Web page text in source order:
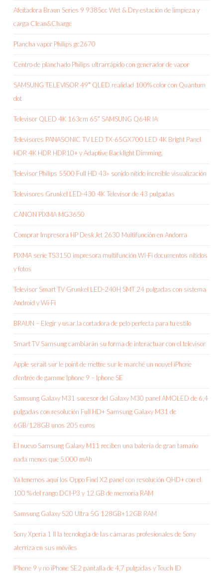
Afeitadora Braun Series 9 9385cc Wet & Dry estación de limpieza y
carga Clean&Charge
Plancha vapor Philips gc2670
Centro de planchado Philips ultrarrápido con generador de vapor
SAMSUNG TELEVISOR 49″ QLED realidad 100% color con Quantum
dot
Televisor QLED 4K 163cm 65″ SAMSUNG Q64R IA
Televisores PANASONIC TV LED TX-65GX700 LED 4K Bright Panel
HDR 4K HDR HDR10+ y Adaptive Backlight Dimming,
Televisor Philips 5500 Full HD 43» sonido nítido increíble visualización
Televisores Grunkel LED-430 4K Televisor de 43 pulgadas
CANON PIXMA MG3650
Comprar Impresora HP DeskJet 2630 Multifunción en Andorra
PIXMA serie TS3150 impresora multifunción Wi-Fi documentos nítidos
y fotos
Televisor Smart TV Grunkel LED-240H SMT 24 pulgadas con sistema
Android y Wi-Fi
BRAUN – Elegir y usar la cortadora de pelo perfecta para tu estilo
Smart TV Samsung cambiarán su forma de interactuar con el televisor
Apple serait sur le point de mettre sur le marché un nouvel iPhone
d’entrée de gamme Iphone 9 – Iphone SE
Samsung Galaxy M31 sucesor del Galaxy M30 panel AMOLED de 6,4
pulgadas con resolución Full HD+ Samsung Galaxy M31 de
6GB/128GB unos 205 euros
El nuevo Samsung Galaxy M11 reciben una batería de gran tamaño
nada menos que 5.000 mAh
Ya tenemos aquí los Oppo Find X2 panel con resolución QHD+ con el
100 % del rango DCI-P3 y 12 GB de memoria RAM
Samsung Galaxy S20 Ultra 5G 128GB+12GB RAM
Sony Xperia 1 II la tecnología de las cámaras profesionales de Sony
aterriza en sus móviles
IPhone 9 y no iPhone SE2 pantalla de 4,7 pulgadas y Touch ID